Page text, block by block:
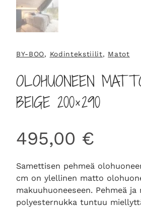
BY-BOO, Kodintekstiilit, Matot
OLOHUONEEN
BEIGE 200×290
495,00 €
Samettisen pehmeä
cm on ylellinen matto
makuuhuoneeseen. Pehmeä ja
polyesternukka tuntuu